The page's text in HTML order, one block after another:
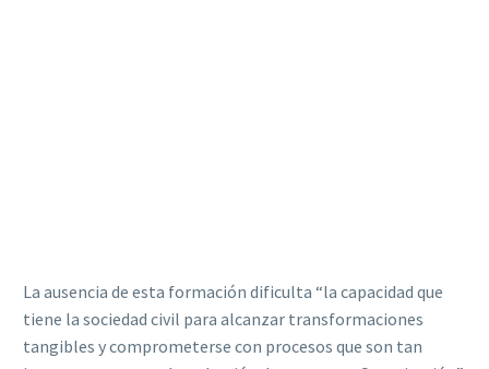
La ausencia de esta formación dificulta “la capacidad que
tiene la sociedad civil para alcanzar transformaciones
tangibles y comprometerse con procesos que son tan